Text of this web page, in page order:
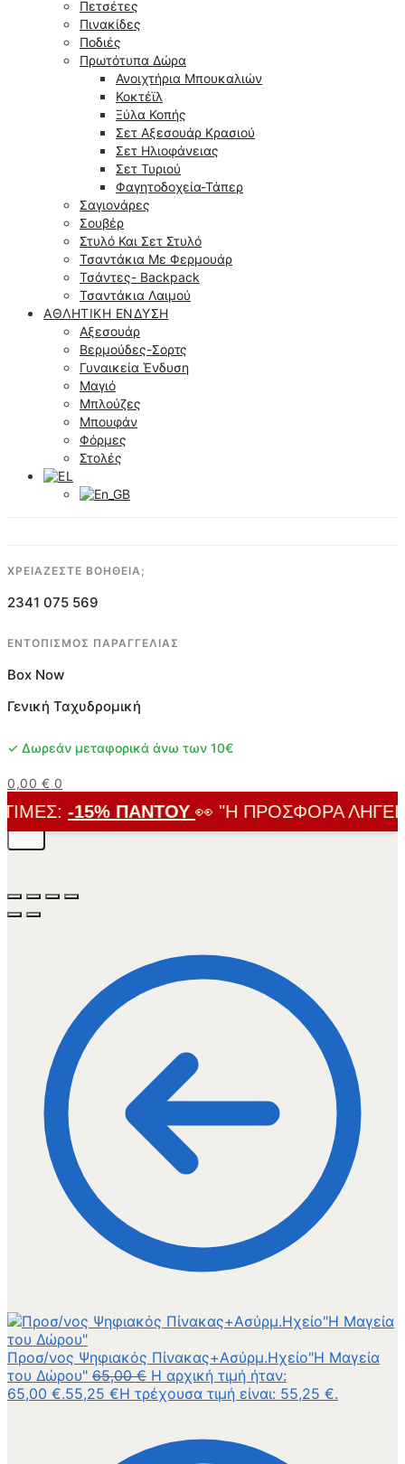
Πετσέτες
Πινακίδες
Ποδιές
Πρωτότυπα Δώρα
Ανοιχτήρια Μπουκαλιών
Κοκτέϊλ
Ξύλα Κοπής
Σετ Αξεσουάρ Κρασιού
Σετ Ηλιοφάνειας
Σετ Τυριού
Φαγητοδοχεία-Τάπερ
Σαγιονάρες
Σουβέρ
Στυλό Και Σετ Στυλό
Τσαντάκια Με Φερμουάρ
Τσάντες- Backpack
Τσαντάκια Λαιμού
ΑΘΛΗΤΙΚΉ ΈΝΔΥΣΗ
Αξεσουάρ
Βερμούδες-Σορτς
Γυναικεία Ένδυση
Μαγιό
Μπλούζες
Μπουφάν
Φόρμες
Στολές
ΧΡΕΙΑΖΕΣΤΕ ΒΟΗΘΕΙΑ;
2341 075 569
ΕΝΤΟΠΙΣΜΟΣ ΠΑΡΑΓΓΕΛΙΑΣ
Box Now
Γενική Ταχυδρομική
✓ Δωρεάν μεταφορικά άνω των 10€
0,00 € 0
-15% ΠΑΝΤΟΎ👀 "Η ΠΡΟΣΦΟΡΆ ΛΉΓΕΙ
Προσ/νος Ψηφιακός Πίνακας+Ασύρμ.Ηχείο"Η Μαγεία
του Δώρου" 65,00€ Η αρχική τιμή ήταν:
65,00 €.55,25 €Η τρέχουσα τιμή είναι: 55,25 €.